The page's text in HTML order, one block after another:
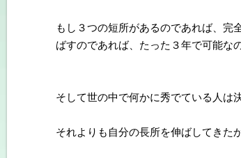
もし３つの短所があるのであれば、完
ばすのであれば、たった３年で可能なの
そして世の中で何かに秀でている人は
それよりも自分の長所を伸ばしてきた